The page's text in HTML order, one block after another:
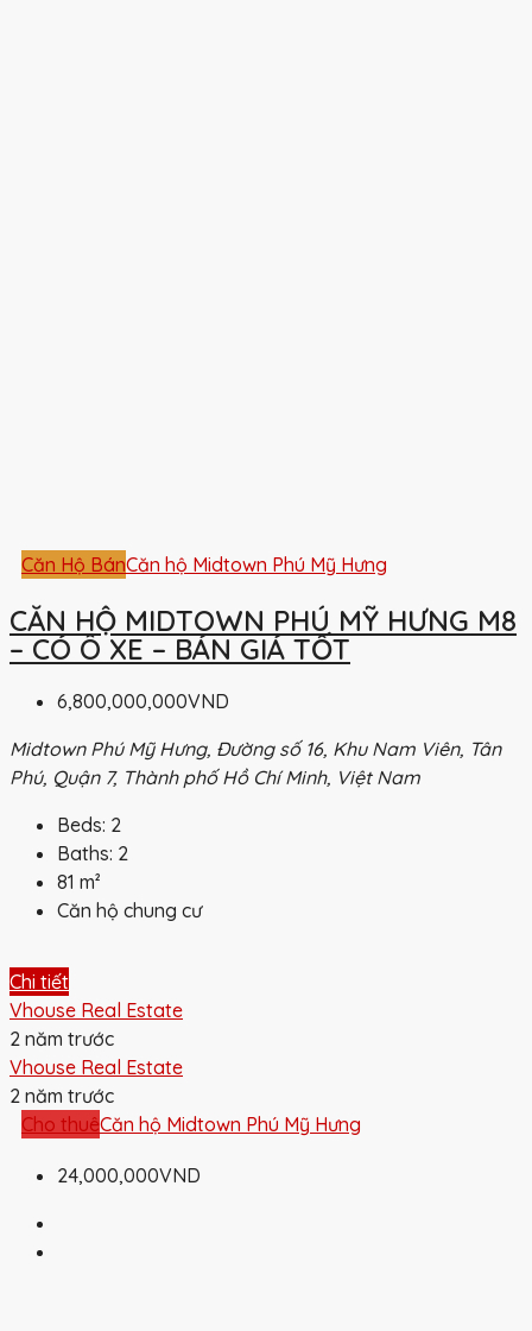
Căn Hộ BánCăn hộ Midtown Phú Mỹ Hưng
CĂN HỘ MIDTOWN PHÚ MỸ HƯNG M8
– CÓ Ô XE – BÁN GIÁ TỐT
6,800,000,000VND
Midtown Phú Mỹ Hưng, Đường số 16, Khu Nam Viên, Tân
Phú, Quận 7, Thành phố Hồ Chí Minh, Việt Nam
Beds: 2
Baths: 2
81 m²
Căn hộ chung cư
Chi tiết
Vhouse Real Estate
2 năm trước
Vhouse Real Estate
2 năm trước
Cho thuêCăn hộ Midtown Phú Mỹ Hưng
24,000,000VND